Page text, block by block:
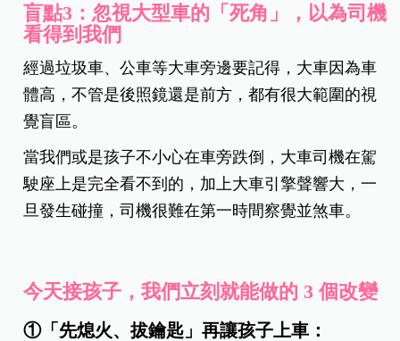
盲點3：忽視大型車的「死角」，以為司機
看得到我們
經過垃圾車、公車等大車旁邊要記得，大車因為車
體高，不管是後照鏡還是前方，都有很大範圍的視
覺盲區。
當我們或是孩子不小心在車旁跌倒，大車司機在駕
駛座上是完全看不到的，加上大車引擎聲響大，一
旦發生碰撞，司機很難在第一時間察覺並煞車。
今天接孩子，我們立刻就能做的 3 個改變
①「先熄火、拔鑰匙」再讓孩子上車：